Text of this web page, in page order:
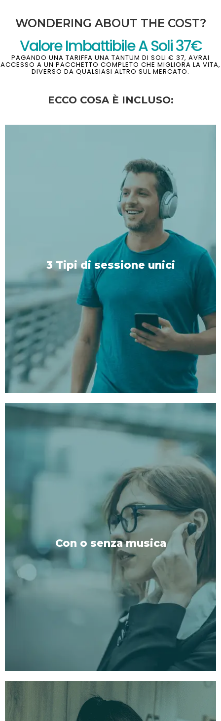
WONDERING ABOUT THE COST?
Valore Imbattibile A Soli 37€
PAGANDO UNA TARIFFA UNA TANTUM DI SOLI € 37, AVRAI
ACCESSO A UN PACCHETTO COMPLETO CHE MIGLIORA LA VITA,
DIVERSO DA QUALSIASI ALTRO SUL MERCATO.
ECCO COSA È INCLUSO:
3 Tipi di sessione unici
3 Tipi di sessione unici
Immergiti in un'esperienza
profonda e trasformativa.
Perfetto per quelle giornate
impegnative in cui hai bisogno di un reset rapido
ma efficace.
Versione attiva:
Per coloro che trovano pace e
concentrazione nel movimento, goditi le nostre
sessioni di camminata e ascolto.
ACQUISTA ORA
Con o senza musica